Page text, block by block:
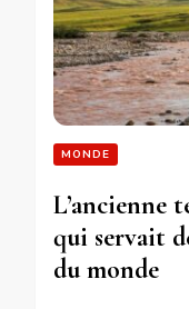
MONDE
L’ancienne
qui servait
du monde